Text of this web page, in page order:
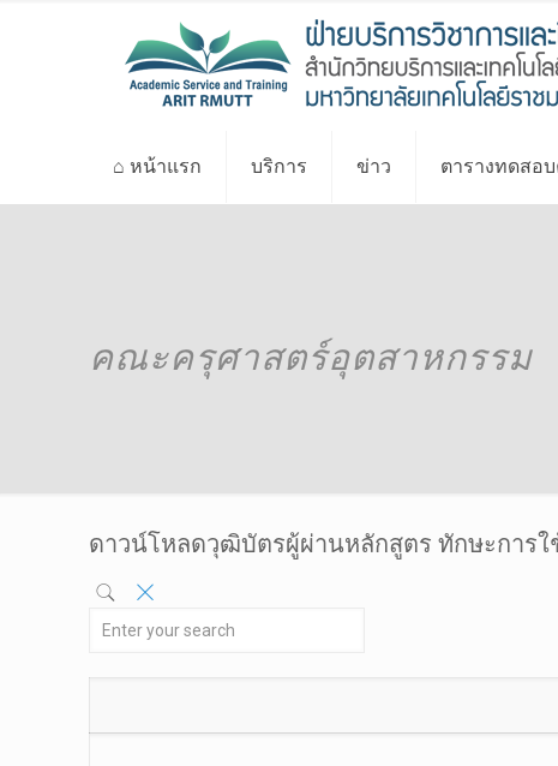
⌂ หน้าแรก บริการ ข่าว ตารางทดสอ
คณะครุศาสตร์อุตสาหกรรม
ดาวน์โหลดวุฒิบัตรผู้ผ่านหลักสูตร ทักษะการใ